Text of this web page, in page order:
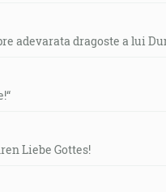
adevarata dragoste a lui
Liebe Gottes!